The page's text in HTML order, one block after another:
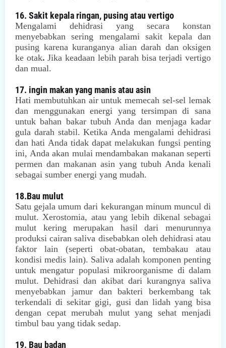
16. Sakit kepala ringan, pusing atau vertigo
Mengalami dehidrasi yang secara konstan
menyebabkan sering mengalami sakit kepala dan
pusing karena kuranganya alian darah dan oksigen
ke otak.Jika keadaan lebih parah bisa terjadi vertigo
dan mual.
17. ingin makan yang manis atau asin
Hati membutuhkan air untuk memecah sel-sel lemak
dan menggunakan energi yang tersimpan di sana
untuk bahan bakar tubuh Anda dan menjaga kadar
gula darah stabil. Ketika Anda mengalami dehidrasi
dan hati Anda tidak dapat melakukan fungsi penting
ini, Anda akan mulai mendambakan makanan seperti
permen dan makanan asin yang tubuh Anda kenali
sebagai sumber energi yang mudah.
18.Bau mulut
Satu gejala umum dari kekurangan minum muncul di
mulut. Xerostomia, atau yang lebih dikenal sebagai
mulut kering merupakan hasil dari menurunnya
produksi cairan saliva disebabkan oleh dehidrasi atau
faktor lain (seperti obat-obatan, tembakau atau
kondisi medis lain). Saliva adalah komponen penting
untuk mengatur populasi mikroorganisme di dalam
mulut. Dehidrasi dan akibat dari kurangnya saliva
menyebabkan jamur dan bakteri berkembang tak
terkendali di sekitar gigi, gusi dan lidah yang bisa
dengan cepat merubah mulut yang sehat menjadi
timbul bau yang tidak sedap.
19. Bau badan